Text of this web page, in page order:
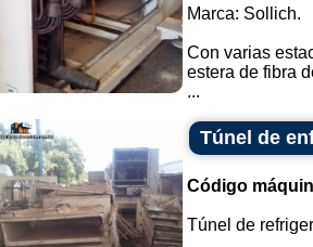
Marca: Sollich.
Con varias
estera de fibra
...
Túnel de
Código
Túnel de